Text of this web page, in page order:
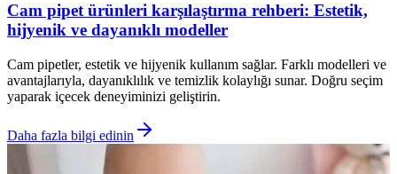
Cam pipet ürünleri karşılaştırma rehberi: Estetik,
hijyenik ve dayanıklı modeller
Cam pipetler, estetik ve hijyenik kullanım sağlar. Farklı modelleri ve
avantajlarıyla, dayanıklılık ve temizlik kolaylığı sunar. Doğru seçim
yaparak içecek deneyiminizi geliştirin.
Daha fazla bilgi edinin